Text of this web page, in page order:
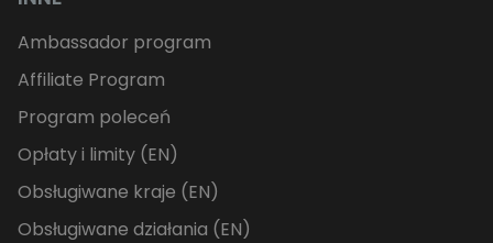
Ambassador program
Affiliate Program
Program poleceń
Opłaty i limity (EN)
Obsługiwane kraje (EN)
Obsługiwane działania (EN)